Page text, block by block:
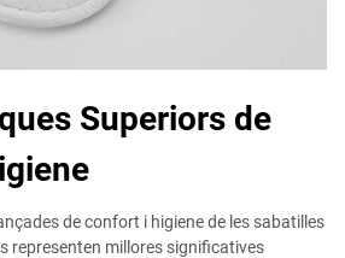
Superiors de
de confort i higiene de les sabatilles
representen millores significatives